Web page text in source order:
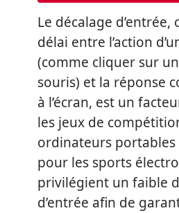
Le décalage d’entrée,
délai entre l’action
(comme cliquer sur
souris) et la réponse
à l’écran, est un
les jeux de
ordinateurs portables
pour les sports
privilégient un faible
d’entrée afin de